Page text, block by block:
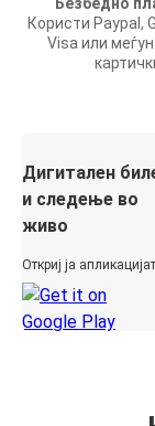
Користи Paypal,
Visa или
Дигитален
и следење во
живо
Откриј ја